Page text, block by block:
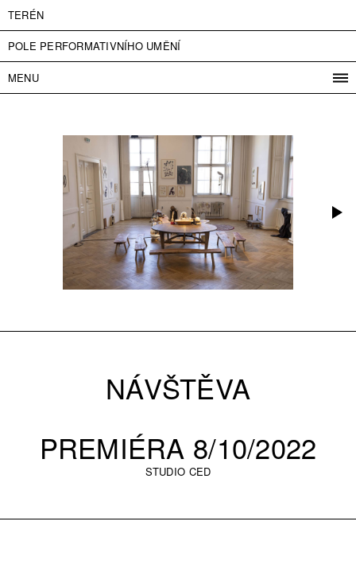
TERÉN
POLE PERFORMATIVNÍHO UMĚNÍ
MENU
VSTUPNÉ
PARTNEŘI
ENGLISH
NÁVŠTĚVA
PREMIÉRA 8/10/2022
STUDIO CED